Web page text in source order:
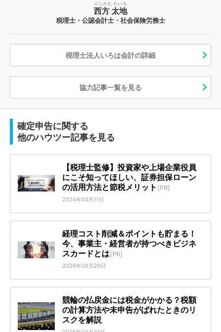
西方 太地
にしかた たいち
税理士・公認会計士・社会保険労務士
税理士法人いろは会計の詳細
協力記事一覧を見る
確定申告に関する
他のハウツー記事を見る
【税理士監修】投資家や上場企業役員
にこそ知ってほしい、証券担保ローン
の活用方法と節税メリット [PR]
2024年03月11日
経理コスト削減＆ポイントも貯まる！
今、事業主・経営者が持つべきビジネ
スカードとは [PR]
2020年09月29日
競輪の払戻金には税金がかかる？税額
の計算方法や未申告がばれたときのリ
スクを解説